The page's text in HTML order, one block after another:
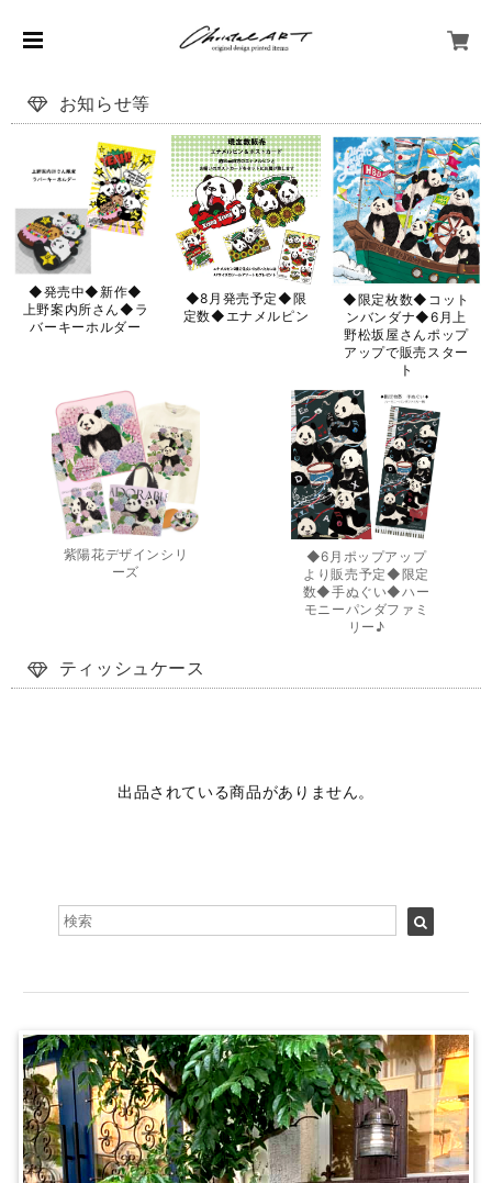
お知らせ等
◆発売中◆新作◆
上野案内所さん◆ラ
バーキーホルダー
◆8月発売予定◆限
定数◆エナメルピン
◆限定枚数◆コット
ンバンダナ◆6月上
野松坂屋さんポップ
アップで販売スター
ト
紫陽花デザインシリ
ーズ
◆6月ポップアップ
より販売予定◆限定
数◆手ぬぐい◆ハー
モニーパンダファミ
リー♪
ティッシュケース
出品されている商品がありません。